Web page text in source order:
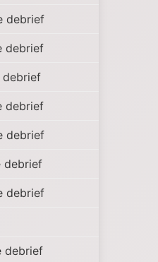
debrief
debrief
debrief
debrief
debrief
debrief
debrief
debrief